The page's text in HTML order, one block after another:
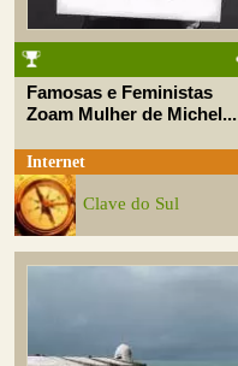
Famosas e Feministas
Zoam Mulher de Michel...
Internet
Clave do Sul